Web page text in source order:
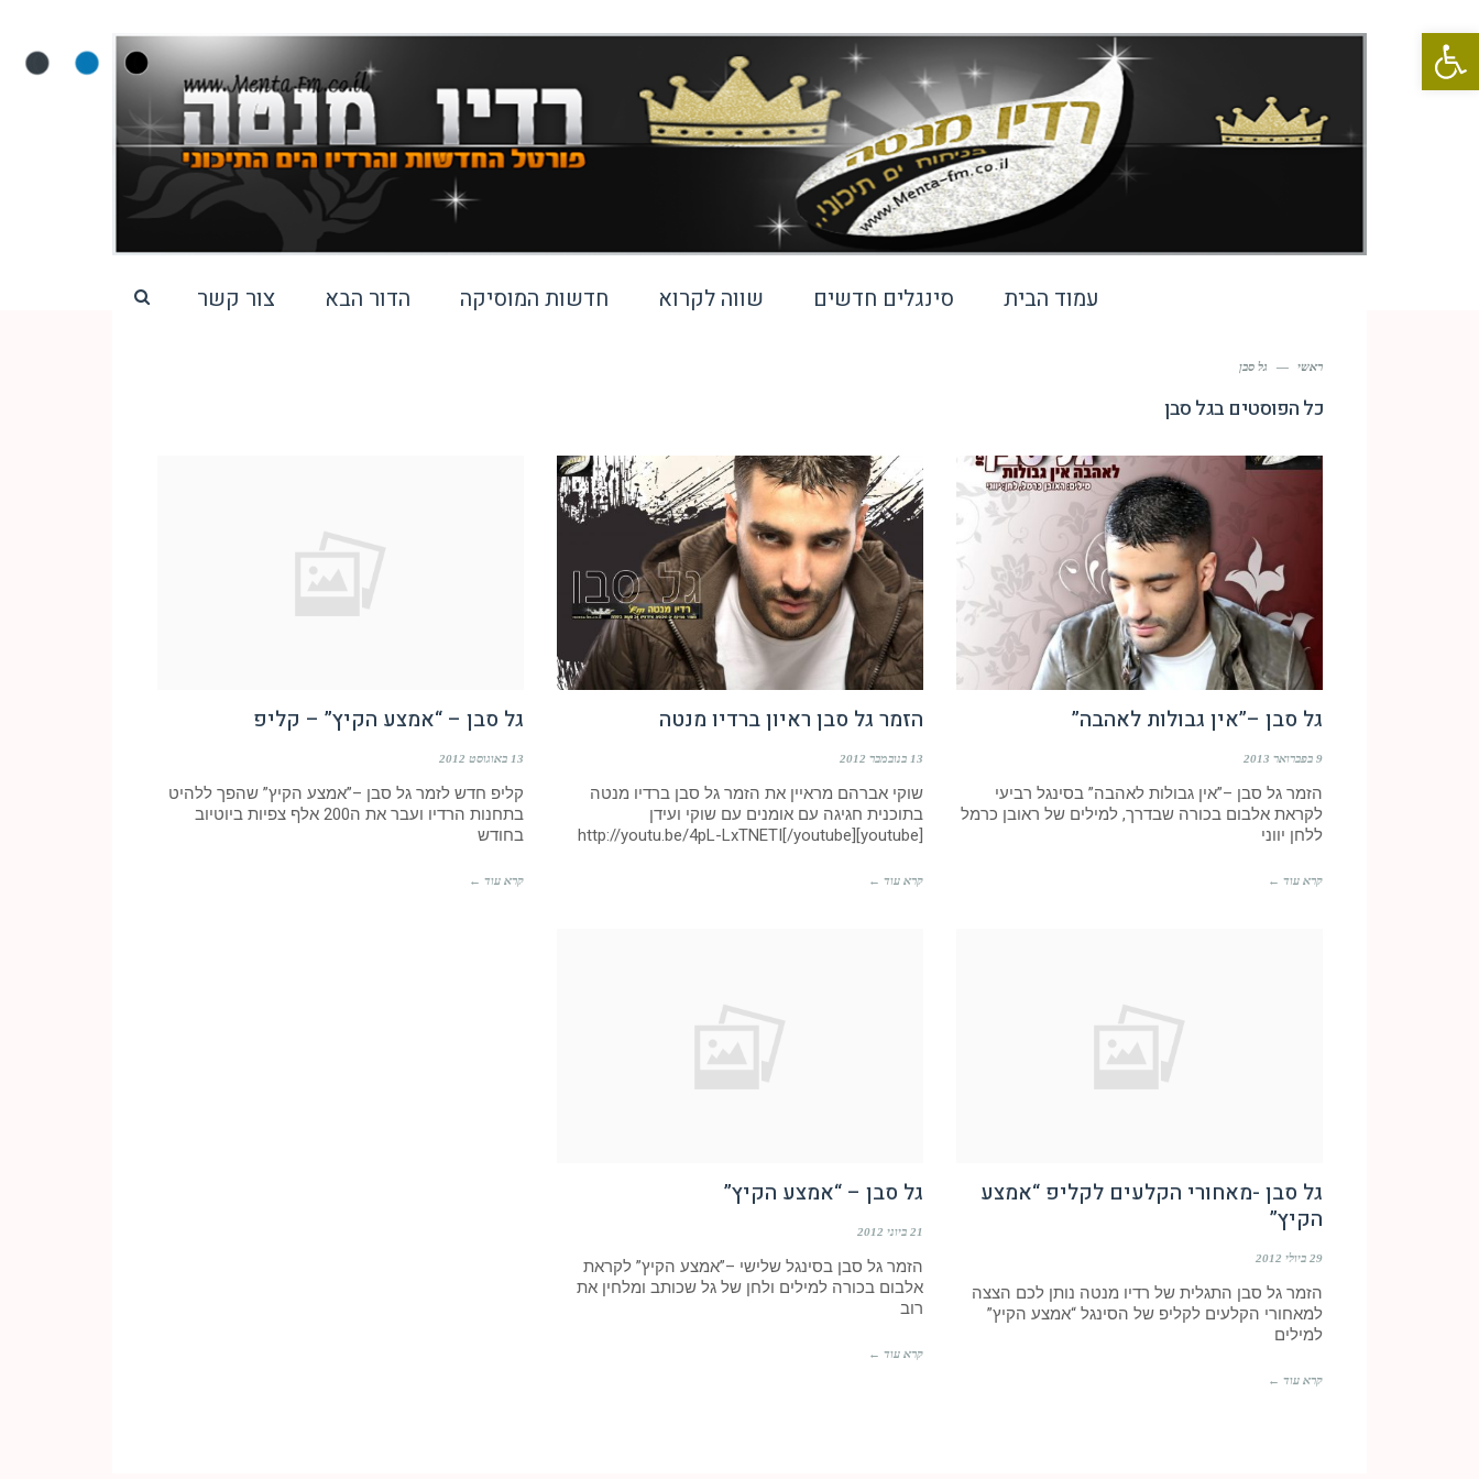
פתח סרגל נגישות
עמוד הבית סינגלים חדשים שווה לקרוא חדשות המוסיקה הדור הבא צור קשר
ראשי — גל סבן
כל הפוסטים בגל סבן
גל סבן –”אין גבולות לאהבה”
9 בפברואר 2013
הזמר גל סבן –”אין גבולות לאהבה” בסינגל רביעי
לקראת אלבום בכורה שבדרך, למילים של ראובן כרמל
ללחן יווני
קרא עוד ←
הזמר גל סבן ראיון ברדיו מנטה
13 בנובמבר 2012
שוקי אברהם מראיין את הזמר גל סבן ברדיו מנטה
בתוכנית חגיגה עם אומנים עם שוקי ועידן
קרא עוד ←
גל סבן – “אמצע הקיץ” – קליפ
13 באוגוסט 2012
קליפ חדש לזמר גל סבן –”אמצע הקיץ” שהפך ללהיט
בתחנות הרדיו ועבר את ה200 אלף צפיות ביוטיוב
בחודש
קרא עוד ←
גל סבן -מאחורי הקלעים לקליפ “אמצע
הקיץ”
29 ביולי 2012
הזמר גל סבן התגלית של רדיו מנטה נותן לכם הצצה
למאחורי הקלעים לקליפ של הסינגל “אמצע הקיץ”
למילים
קרא עוד ←
גל סבן – “אמצע הקיץ”
21 ביוני 2012
הזמר גל סבן בסינגל שלישי –”אמצע הקיץ” לקראת
אלבום בכורה למילים ולחן של גל שכותב ומלחין את
רוב
קרא עוד ←